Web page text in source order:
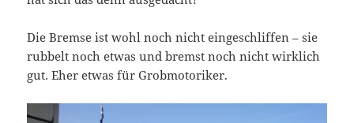
Die Bremse ist wohl noch nicht eingeschliffen – sie
rubbelt noch etwas und bremst noch nicht wirklich
gut. Eher etwas für Grobmotoriker.